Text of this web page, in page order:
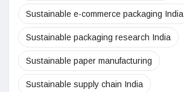
Sustainable e-commerce packaging India
Sustainable packaging research India
Sustainable paper manufacturing
Sustainable supply chain India